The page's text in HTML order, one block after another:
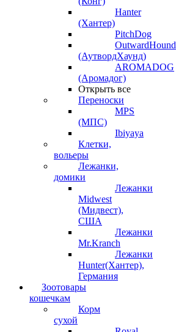
Hanter
(Хантер)
PitchDog
OutwardHound
(АутвордХаунд)
AROMADOG
(Аромадог)
Открыть все
Переноски
MPS
(МПС)
Ibiyaya
Клетки,
вольеры
Лежанки,
домики
Лежанки
Midwest
(Мидвест),
США
Лежанки
Mr.Kranch
Лежанки
Hunter(Хантер),
Германия
Зоотовары
кошечкам
Корм
сухой